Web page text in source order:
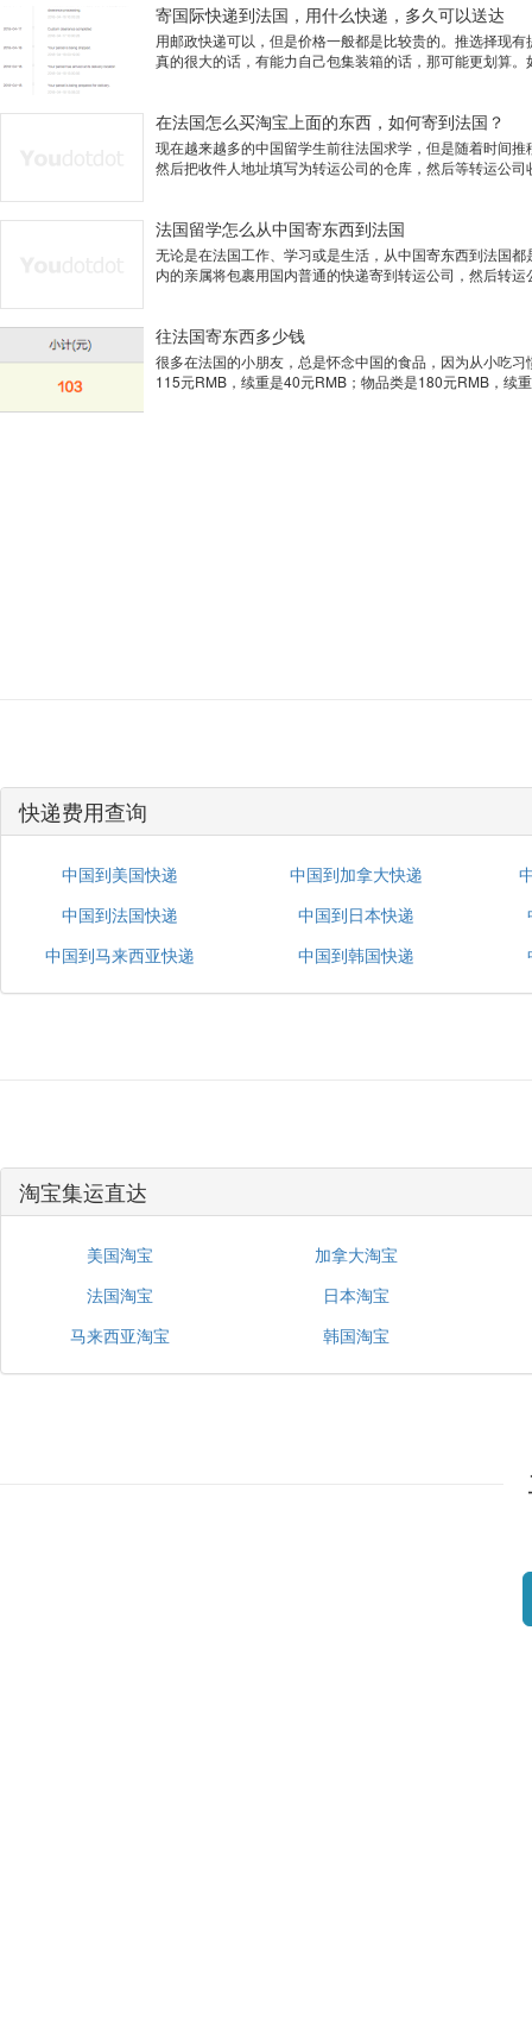
寄国际快递到法国，用什么快递，多久可以送达
用邮政快递可以，但是价格一般都是比较贵的。推选择现
真的很大的话，有能力自己包集装箱的话，那可能更划算
在法国怎么买淘宝上面的东西，如何寄到法国？
现在越来越多的中国留学生前往法国求学，但是随着时间
然后把收件人地址填写为转运公司的仓库，然后等转运公
法国留学怎么从中国寄东西到法国
无论是在法国工作、学习或是生活，从中国寄东西到法国
内的亲属将包裹用国内普通的快递寄到转运公司，然后转
往法国寄东西多少钱
很多在法国的小朋友，总是怀念中国的食品，因为从小吃
115元RMB，续重是40元RMB；物品类是180元RMB，续
快递费用查询
中国到美国快递 中国到加拿大快递
中国到法国快递
中国到日本快递
中国到马来西亚快递
中国到韩国快递
淘宝集运直达
美国淘宝
加拿大淘宝
法国淘宝
日本淘宝
马来西亚淘宝
韩国淘宝